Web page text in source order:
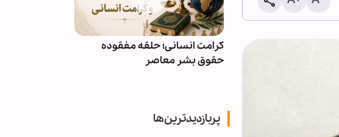
اطعام روزانه ۱۰ هزار زائر در موکب
کرامت انسانی؛ حلقه مفقوده
حقوق بشر معاصر
پربازدیدترین‌ها